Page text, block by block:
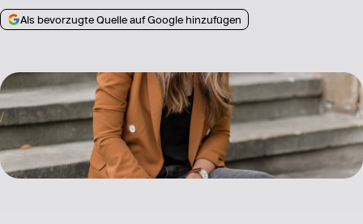
Als bevorzugte Quelle auf Google hinzufügen